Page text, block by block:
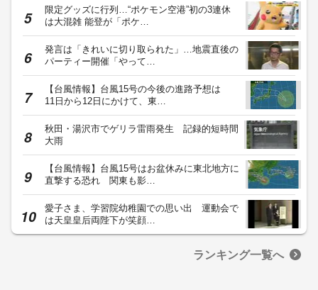
限定グッズに行列…“ポケモン空港”初の3連休
は大混雑 能登が「ポケ…
発言は「きれいに切り取られた」…地震直後の
パーティー開催「やって…
【台風情報】台風15号の今後の進路予想は
11日から12日にかけて、東…
秋田・湯沢市でゲリラ雷雨発生 記録的短時間
大雨
【台風情報】台風15号はお盆休みに東北地方に
直撃する恐れ 関東も影…
愛子さま、学習院幼稚園での思い出 運動会で
は天皇皇后両陛下が笑顔…
ランキング一覧へ